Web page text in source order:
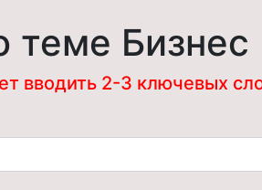
теме Бизнес
вводить 2-3 ключевых